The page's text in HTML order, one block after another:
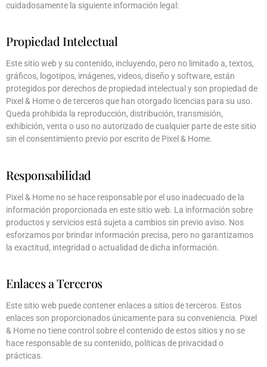
cuidadosamente la siguiente información legal:
Propiedad Intelectual
Este sitio web y su contenido, incluyendo, pero no limitado a, textos,
gráficos, logotipos, imágenes, videos, diseño y software, están
protegidos por derechos de propiedad intelectual y son propiedad de
Pixel & Home o de terceros que han otorgado licencias para su uso.
Queda prohibida la reproducción, distribución, transmisión,
exhibición, venta o uso no autorizado de cualquier parte de este sitio
sin el consentimiento previo por escrito de Pixel & Home.
Responsabilidad
Pixel & Home no se hace responsable por el uso inadecuado de la
información proporcionada en este sitio web. La información sobre
productos y servicios está sujeta a cambios sin previo aviso. Nos
esforzamos por brindar información precisa, pero no garantizamos
la exactitud, integridad o actualidad de dicha información.
Enlaces a Terceros
Este sitio web puede contener enlaces a sitios de terceros. Estos
enlaces son proporcionados únicamente para su conveniencia. Pixel
& Home no tiene control sobre el contenido de estos sitios y no se
hace responsable de su contenido, políticas de privacidad o
prácticas.